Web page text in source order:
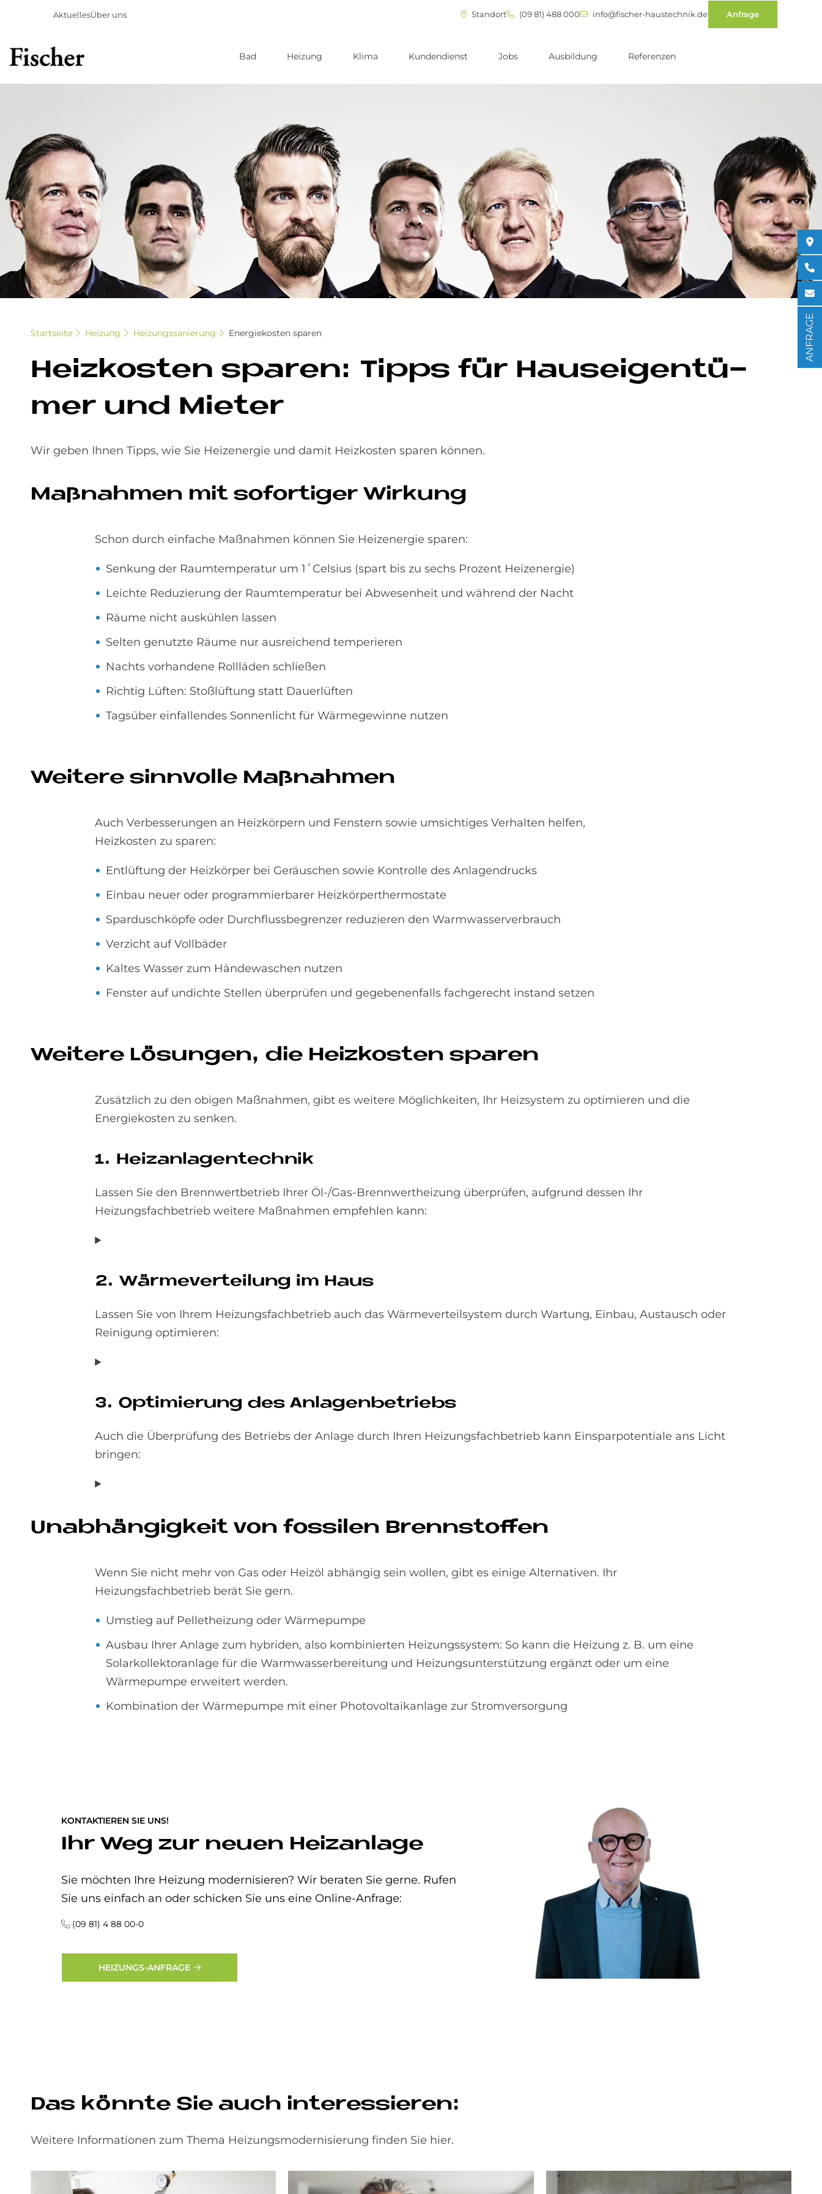
AktuellesÜber uns Standort (09 81) 488 000 info@fischer-haustechnik.de Anfrage
Bad Heizung Klima Kundendienst Jobs Ausbildung Referenzen
Startseite Heizung Heizungssanierung Energiekosten sparen
Heiz­ko­sten spa­ren: Tipps für Haus­ei­gen­tü­
mer und Mie­ter
Wir geben Ihnen Tipps, wie Sie Heizenergie und damit Heizkosten sparen können.
Maß­nah­men mit so­for­ti­ger Wir­kung
Schon durch einfache Maßnahmen können Sie Heizenergie sparen:
Senkung der Raumtemperatur um 1˚Celsius (spart bis zu sechs Prozent Heizenergie)
Leichte Reduzierung der Raumtemperatur bei Abwesenheit und während der Nacht
Räume nicht auskühlen lassen
Selten genutzte Räume nur ausreichend temperieren
Nachts vorhandene Rollläden schließen
Richtig Lüften: Stoßlüftung statt Dauerlüften
Tagsüber einfallendes Sonnenlicht für Wärmegewinne nutzen
Wei­te­re sinn­vol­le Maß­nah­men
Auch Verbesserungen an Heizkörpern und Fenstern sowie umsichtiges Verhalten helfen,
Heizkosten zu sparen:
Entlüftung der Heizkörper bei Geräuschen sowie Kontrolle des Anlagendrucks
Einbau neuer oder programmierbarer Heizkörperthermostate
Sparduschköpfe oder Durchflussbegrenzer reduzieren den Warmwasserverbrauch
Verzicht auf Vollbäder
Kaltes Wasser zum Händewaschen nutzen
Fenster auf undichte Stellen überprüfen und gegebenenfalls fachgerecht instand setzen
Wei­te­re Lö­sun­gen, die Heiz­ko­sten spa­ren
Zusätzlich zu den obigen Maßnahmen, gibt es weitere Möglichkeiten, Ihr Heizsystem zu optimieren und die
Energiekosten zu senken.
1. Heiz­an­la­gen­tech­nik
Lassen Sie den Brennwertbetrieb Ihrer Öl-/Gas-Brennwertheizung überprüfen, aufgrund dessen Ihr
Heizungsfachbetrieb weitere Maßnahmen empfehlen kann:
2. Wär­me­ver­tei­lung im Haus
Lassen Sie von Ihrem Heizungsfachbetrieb auch das Wärmeverteilsystem durch Wartung, Einbau, Austausch oder
Reinigung optimieren:
3. Op­ti­mie­rung des An­la­gen­be­trie­bs
Auch die Überprüfung des Betriebs der Anlage durch Ihren Heizungsfachbetrieb kann Einsparpotentiale ans Licht
bringen:
Un­ab­hän­gig­keit von fos­si­len Brenn­stof­fen
Wenn Sie nicht mehr von Gas oder Heizöl abhängig sein wollen, gibt es einige Alternativen. Ihr
Heizungsfachbetrieb berät Sie gern.
Umstieg auf Pelletheizung oder Wärmepumpe
Ausbau Ihrer Anlage zum hybriden, also kombinierten Heizungssystem: So kann die Heizung z. B. um eine
Solarkollektoranlage für die Warmwasserbereitung und Heizungsunterstützung ergänzt oder um eine
Wärmepumpe erweitert werden.
Kombination der Wärmepumpe mit einer Photovoltaikanlage zur Stromversorgung
KONTAKTIEREN SIE UNS!
Ihr Weg zur neuen Heizanlage
Sie möchten Ihre Heizung modernisieren? Wir beraten Sie gerne. Rufen
Sie uns einfach an oder schicken Sie uns eine Online-Anfrage:
(09 81) 4 88 00-0
HEIZUNGS-ANFRAGE
Das könn­te Sie auch in­ter­es­sie­ren:
Weitere Informationen zum Thema Heizungsmodernisierung finden Sie hier.
ANFRAGE